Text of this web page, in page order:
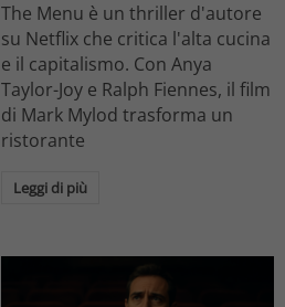
The Menu è un thriller d'autore
su Netflix che critica l'alta cucina
e il capitalismo. Con Anya
Taylor-Joy e Ralph Fiennes, il film
di Mark Mylod trasforma un
ristorante
Leggi di più